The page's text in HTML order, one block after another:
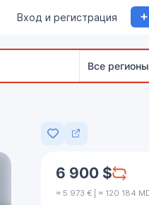
Вход и регистрация +
Все регионы
Добавить в
6 900 $
≈ 5 973 € | ≈ 120 184